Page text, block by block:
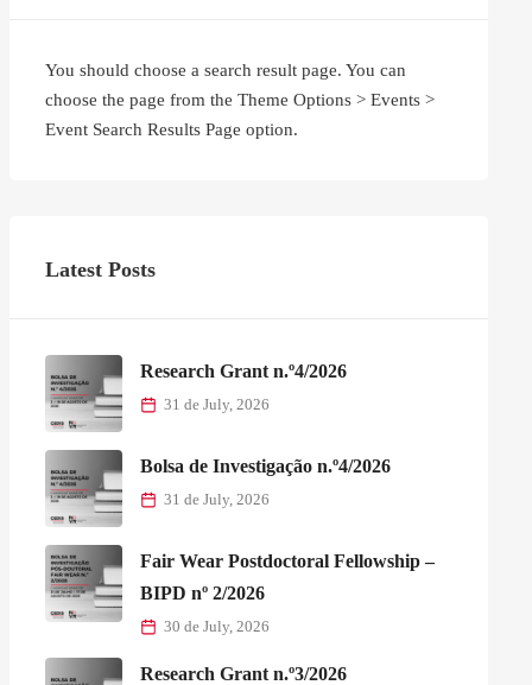
You should choose a search result page. You can
choose the page from the Theme Options > Events >
Event Search Results Page option.
Latest Posts
Research Grant n.º4/2026
31 de July, 2026
Bolsa de Investigação n.º4/2026
31 de July, 2026
Fair Wear Postdoctoral Fellowship –
BIPD nº 2/2026
30 de July, 2026
Research Grant n.º3/2026